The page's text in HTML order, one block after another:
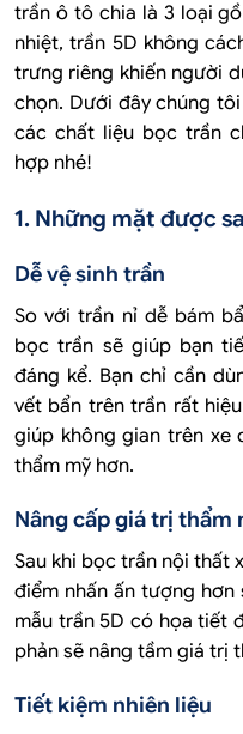
trần ô tô chia là 3 loại
nhiệt, trần 5D không
trưng riêng khiến người
chọn. Dưới đây chúng
các chất liệu bọc trần
hợp nhé!
1. Những mặt được
Dễ vệ sinh trần
So với trần nỉ dễ bám
bọc trần sẽ giúp bạn
đáng kể. Bạn chỉ cần
vết bẩn trên trần rất
giúp không gian trên xe
thẩm mỹ hơn.
Nâng cấp giá trị thẩm
Sau khi bọc trần nội thất
điểm nhấn ấn tượng
mẫu trần 5D có họa tiết
phản sẽ nâng tầm giá trị
Tiết kiệm nhiên liệu